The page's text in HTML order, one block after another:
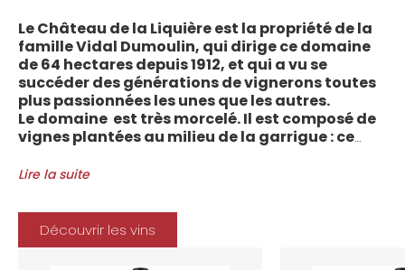
Le Château de la Liquière est la propriété de la
famille Vidal Dumoulin, qui dirige ce domaine
de 64 hectares depuis 1912, et qui a vu se
succéder des générations de vignerons toutes
plus passionnées les unes que les autres.
Le domaine est très morcelé. Il est composé de
vignes plantées au milieu de la garrigue : ce
entre les villages d’Autignac, Caussiniojouls,
l’Appellation. La grande majorité des parcelles,
sur sols de schistes, font face au sud, à la
Méditerranée.
Le vignoble du Château de la Liquière est
Lire la suite
Découvrir les vins